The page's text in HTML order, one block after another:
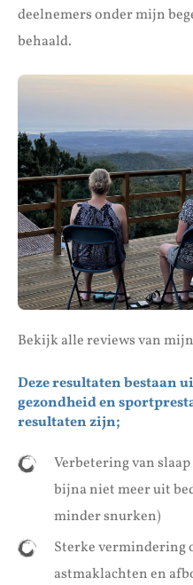
deelnemers onder mijn
behaald.
Bekijk alle reviews van
Deze resultaten bestaan
gezondheid en
resultaten zijn;
Verbetering van
bijna niet meer uit
minder snurken)
Sterke vermindering
astmaklachten en